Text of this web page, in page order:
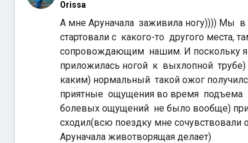
Orissa
А мне Аруначала заживила ногу)))) Мы
стартовали с какого-то другого
сопровождающим нашим. И поскольку я
приложилась ногой к выхлопной
каким) нормальный такой ожог
приятные ощущения во время подъема
болевых ощущений не было вообще) при
сходил(всю поездку мне
Аруначала животворящая делает)